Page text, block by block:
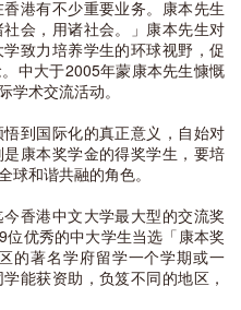
港有不少重要业务。康本先生
会，用诸社会。」康本先生对
致力培养学生的环球视野，促
中大于2005年蒙康本先生慷慨
术交流活动。
到国际化的真正意义，自始对
康本奖学金的得奖学生，要培
和谐共融的角色。
香港中文大学最大型的交流奖
优秀的中大学生当选「康本奖
的著名学府留学一个学期或一
能获资助，负笈不同的地区，